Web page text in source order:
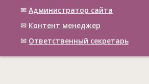
✉ Администратор сайта
✉ Контент менеджер
✉ Ответственный cекретарь